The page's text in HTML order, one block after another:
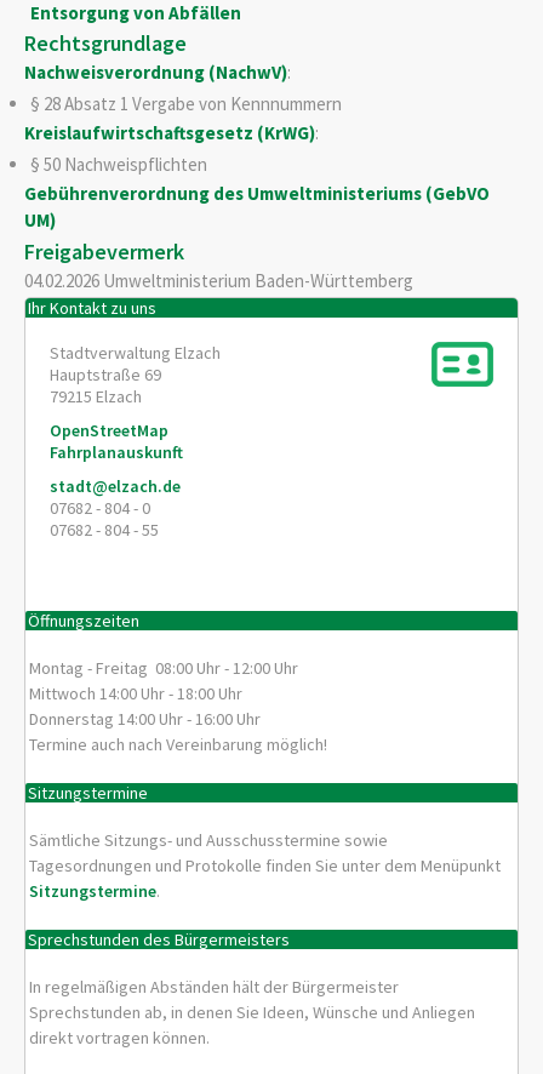
Entsorgung von Abfällen
Rechtsgrundlage
Nachweisverordnung (NachwV):
§ 28 Absatz 1 Vergabe von Kennnummern
Kreislaufwirtschaftsgesetz (KrWG):
§ 50 Nachweispflichten
Gebührenverordnung des Umweltministeriums (GebVO
UM)
Freigabevermerk
04.02.2026 Umweltministerium Baden-Württemberg
Ihr Kontakt zu uns
Stadtverwaltung Elzach
Hauptstraße 69
79215 Elzach
OpenStreetMap
Fahrplanauskunft
stadt@elzach.de
07682 - 804 - 0
07682 - 804 - 55
Öffnungszeiten
Montag - Freitag 08:00 Uhr - 12:00 Uhr
Mittwoch 14:00 Uhr - 18:00 Uhr
Donnerstag 14:00 Uhr - 16:00 Uhr
Termine auch nach Vereinbarung möglich!
Sitzungstermine
Sämtliche Sitzungs- und Ausschusstermine sowie
Tagesordnungen und Protokolle finden Sie unter dem Menüpunkt
Sitzungstermine.
Sprechstunden des Bürgermeisters
In regelmäßigen Abständen hält der Bürgermeister
Sprechstunden ab, in denen Sie Ideen, Wünsche und Anliegen
direkt vortragen können.